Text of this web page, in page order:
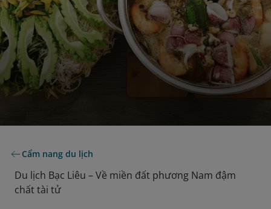
Cẩm nang du lịch
Du lịch Bạc Liêu – Về miền đất phương Nam đậm
chất tài tử